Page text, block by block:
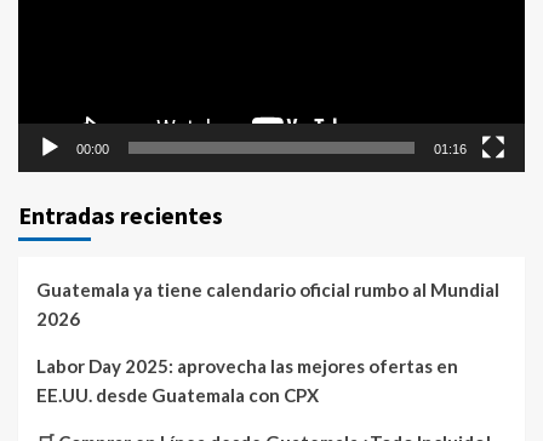
00:00 01:16
Entradas recientes
Guatemala ya tiene calendario oficial rumbo al Mundial
2026
Labor Day 2025: aprovecha las mejores ofertas en
EE.UU. desde Guatemala con CPX